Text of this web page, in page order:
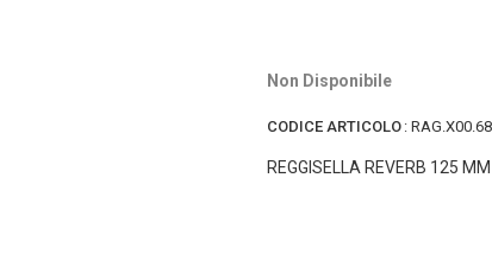
Non Disponibile
CODICE ARTICOLO :
REGGISELLA REVERB 125 MM